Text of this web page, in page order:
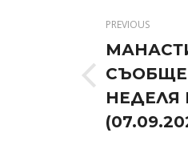
PREVIOUS
Previous
post:
НЕДЕЛЯ